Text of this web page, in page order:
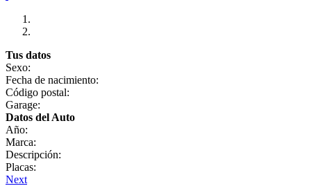
Tus datos
Sexo:
Fecha de nacimiento:
Código postal:
Garage:
Datos del Auto
Año:
Marca:
Descripción:
Placas:
Next